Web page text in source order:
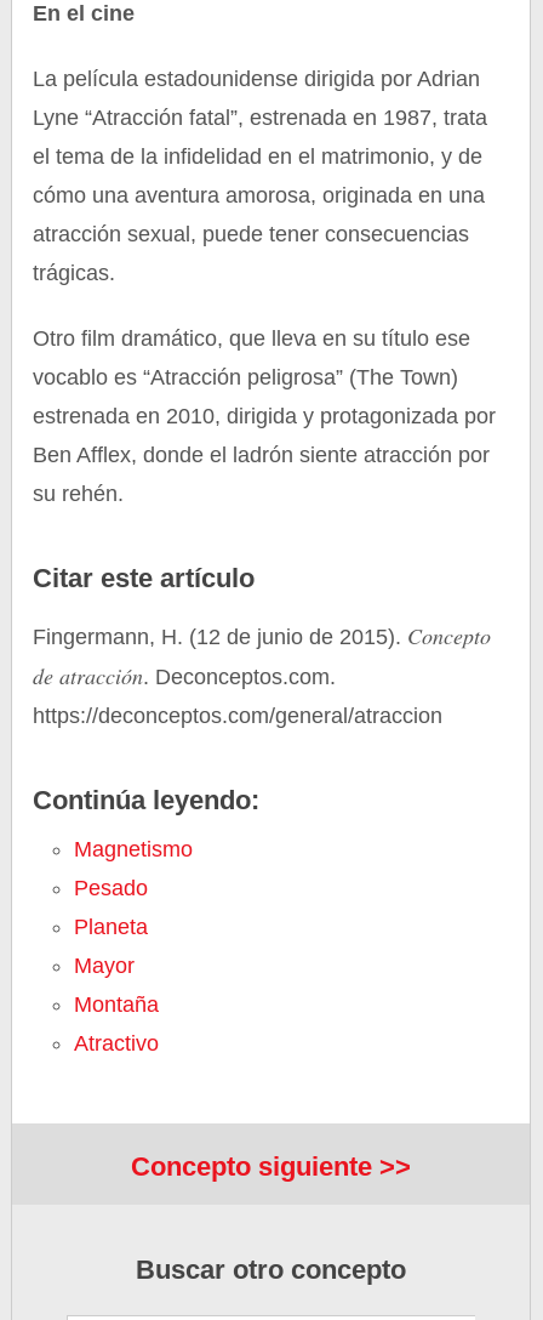
En el cine
La película estadounidense dirigida por Adrian
Lyne “Atracción fatal”, estrenada en 1987, trata
el tema de la infidelidad en el matrimonio, y de
cómo una aventura amorosa, originada en una
atracción sexual, puede tener consecuencias
trágicas.
Otro film dramático, que lleva en su título ese
vocablo es “Atracción peligrosa” (The Town)
estrenada en 2010, dirigida y protagonizada por
Ben Afflex, donde el ladrón siente atracción por
su rehén.
Citar este artículo
Fingermann, H. (12 de junio de 2015). Concepto
de atracción. Deconceptos.com.
https://deconceptos.com/general/atraccion
Continúa leyendo:
Magnetismo
Pesado
Planeta
Mayor
Montaña
Atractivo
Concepto siguiente >>
Buscar otro concepto